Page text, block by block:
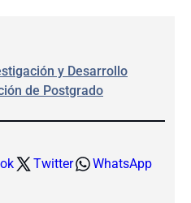
y Desarrollo
de Postgrado
Twitter WhatsApp